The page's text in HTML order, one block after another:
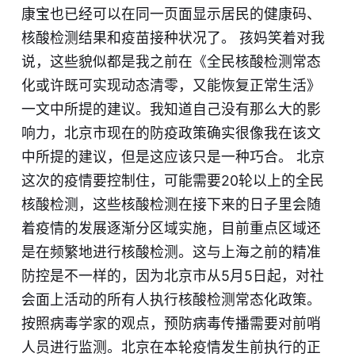
康宝也已经可以在同一页面显示居民的健康码、
核酸检测结果和疫苗接种状况了。 孩妈笑着对我
说，这些貌似都是我之前在 《全民核酸检测常态
化或许既可实现动态清零，又能恢复正常生活》
一文中所提的建议。我知道自己没有那么大的影
响力，北京市现在的防疫政策确实很像我在该文
中所提的建议，但是这应该只是一种巧合。 北京
这次的疫情要控制住，可能需要20轮以上的全民
核酸检测，这些核酸检测在接下来的日子里会随
着疫情的发展逐渐分区域实施，目前重点区域还
是在频繁地进行核酸检测。这与上海之前的精准
防控是不一样的，因为北京市从5月5日起，对社
会面上活动的所有人执行核酸检测常态化政策。
按照病毒学家的观点，预防病毒传播需要对前哨
人员进行监测。北京在本轮疫情发生前执行的正